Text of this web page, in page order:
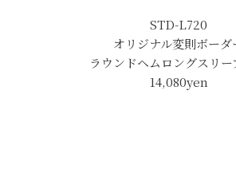
STD-L720
オリジナル変則ボーダ
ラウンドヘムロングスリー
14,080yen